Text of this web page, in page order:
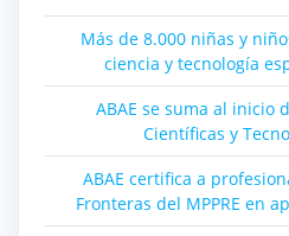
Más de 8.000 niñas y
ciencia y tecnología
ABAE se suma al inicio
Científicas y
ABAE certifica a
Fronteras del MPPRE en